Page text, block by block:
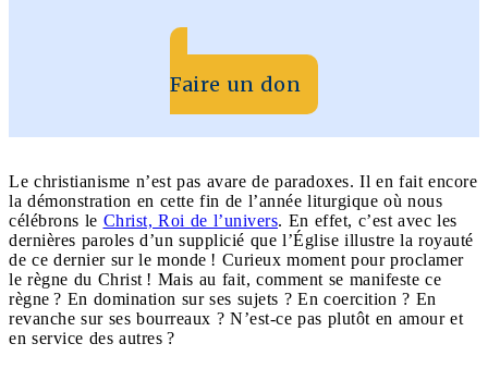
Faire un don
Le christianisme n’est pas avare de paradoxes. Il en fait encore
la démonstration en cette fin de l’année liturgique où nous
célébrons le Christ, Roi de l’univers. En effet, c’est avec les
dernières paroles d’un supplicié que l’Église illustre la royauté
de ce dernier sur le monde ! Curieux moment pour proclamer
le règne du Christ ! Mais au fait, comment se manifeste ce
règne ? En domination sur ses sujets ? En coercition ? En
revanche sur ses bourreaux ? N’est-ce pas plutôt en amour et
en service des autres ?